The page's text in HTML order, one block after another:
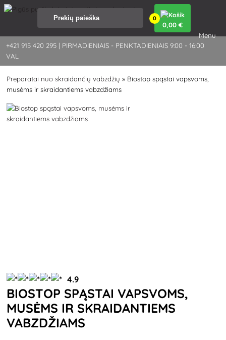
+421 915 420 295 | PIRMADIENIAIS - PENKTADIENIAIS 9:00 - 16:00
VAL
0
0,00 €
Menu
Preparatai nuo skraidančių vabzdžių » Biostop spąstai vapsvoms,
musėms ir skraidantiems vabzdžiams
4.9
BIOSTOP SPĄSTAI VAPSVOMS,
MUSĖMS IR SKRAIDANTIEMS
VABZDŽIAMS